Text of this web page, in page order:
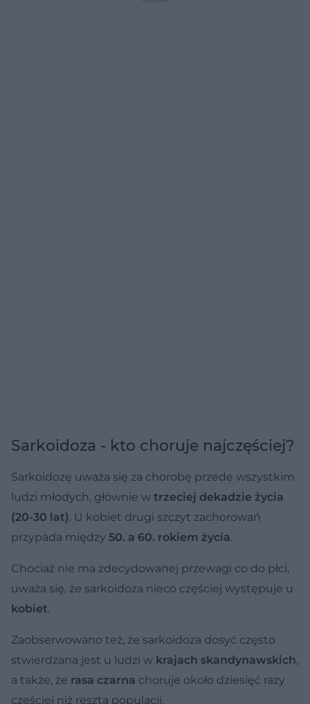
Sarkoidoza - kto choruje najczęściej?
Sarkoidozę uważa się za chorobę przede wszystkim
ludzi młodych, głównie w trzeciej dekadzie życia
(20-30 lat). U kobiet drugi szczyt zachorowań
przypada między 50. a 60. rokiem życia.
Chociaż nie ma zdecydowanej przewagi co do płci,
uważa się, że sarkoidoza nieco częściej występuje u
kobiet.
Zaobserwowano też, że sarkoidoza dosyć często
stwierdzana jest u ludzi w krajach skandynawskich,
a także, że rasa czarna choruje około dziesięć razy
częściej niż reszta populacji.